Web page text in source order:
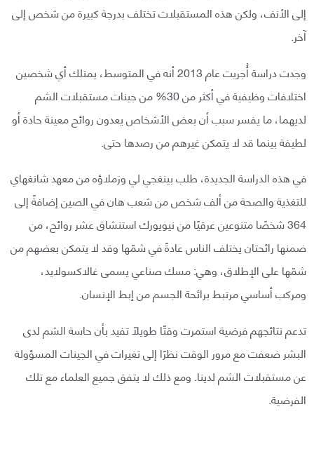
إلى الأنف، ولكن هذه المستقبلات تختلف بدرجة كبيرة من شخص إلى
آخر.
وجدت دراسة أُجريت عام 2013 أنه في المتوسط، يمتلك أي شخصين
اختلافات وظيفية في أكثر من 30% من جينات مستقبلات الشم
لديهما، ما يفسر سبب أن بعض الأشخاص يعدون روائح معينة حادة أو
لطيفة بينما قد لا يتمكن غيرهم من رصدها حتى.
في هذه الدراسة الجديدة، طلب بينغجي لي وزملاؤه من معهد شانغهاي
للتغذية والصحة من ألف شخص من شعب هان في الصين إضافةً إلى
364 شخصًا متنوعين عرقيًا من نيويورك استنشاق عشر روائح، من
ضمنها رائحتان يختلف الناس عادةً في شمّها وقد لا يتمكن بعضهم من
شمّها على الإطلاق، وهي: مسك صناعي يسمى غالاكسولايد،
ومركب أساسي مرتبط برائحة الجسم من إبط الإنسان.
تدعم نتائجهم فرضية استمرت وقتًا طويلًا تفيد بأن حاسة الشم لدى
البشر ضعفت مع مرور الوقت نظرًا إلى تغيرات في الجينات المسؤولة
عن مستقبلات الشم لدينا. ومع ذلك لا يتفق جميع العلماء مع تلك
الفرضية.